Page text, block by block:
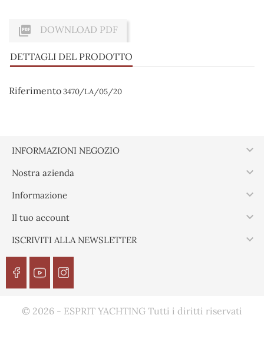
 DOWNLOAD PDF
DETTAGLI DEL PRODOTTO
Riferimento3470/LA/05/20
INFORMAZIONI NEGOZIO 
Nostra azienda 
Informazione 
Il tuo account 
ISCRIVITI ALLA NEWSLETTER 
© 2026 - ESPRIT YACHTING Tutti i diritti riservati